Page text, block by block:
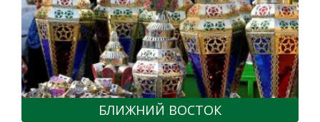
БЛИЖНИЙ ВОСТОК